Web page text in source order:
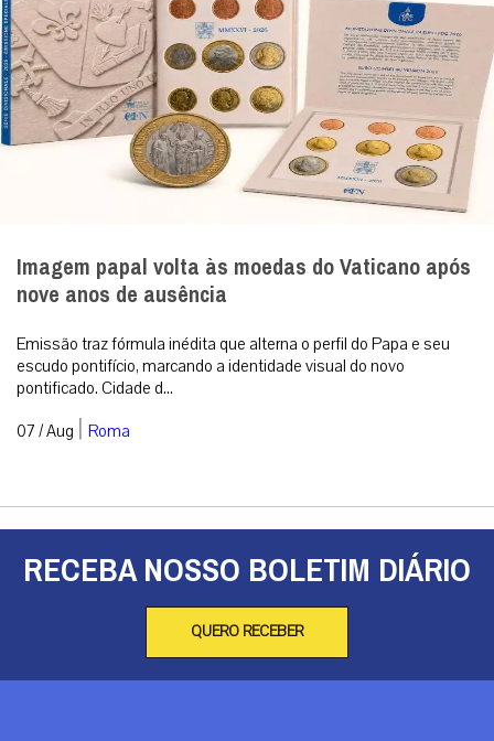
Imagem papal volta às moedas do Vaticano após
nove anos de ausência
Emissão traz fórmula inédita que alterna o perfil do Papa e seu
escudo pontifício, marcando a identidade visual do novo
pontificado. Cidade d...
07 / Aug | Roma
RECEBA NOSSO BOLETIM DIÁRIO
QUERO RECEBER